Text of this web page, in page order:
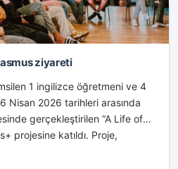
ziyareti
1 ingilizce öğretmeni ve 4
Nisan 2026 tarihleri arasında
gerçekleştirilen “A Life of
projesine katıldı. Proje,